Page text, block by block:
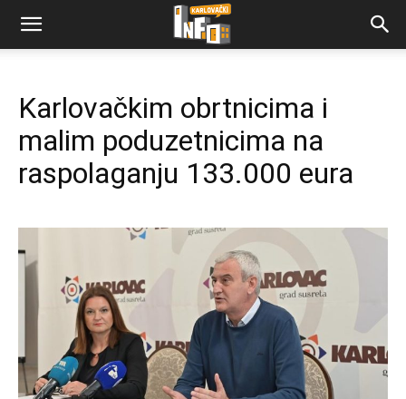
Karlovačkim obrtnicima i
malim poduzetnicima na
raspolaganju 133.000 eura